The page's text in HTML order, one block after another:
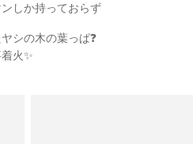
しか持っておらず
シの木の葉っぱ❓
火✨